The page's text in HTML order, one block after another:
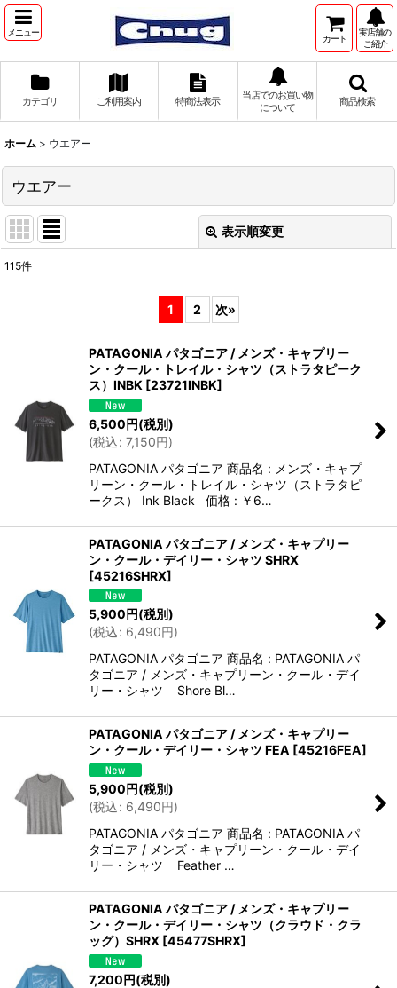
メニュー
カート
実店舗の
ご紹介
カテゴリ ご利用案内 特商法表示
当店でのお買い物
について
商品検索
ホーム > ウエアー
ウエアー
表示順変更
115件
1 2 次»
PATAGONIA パタゴニア / メンズ・キャプリー
ン・クール・トレイル・シャツ（ストラタピーク
ス）INBK [23721INBK]
6,500円(税別)
(税込: 7,150円)
PATAGONIA パタゴニア 商品名 : メンズ・キャプ
リーン・クール・トレイル・シャツ（ストラタピ
ークス） Ink Black 価格 : ￥6…
PATAGONIA パタゴニア / メンズ・キャプリー
ン・クール・デイリー・シャツ SHRX
[45216SHRX]
5,900円(税別)
(税込: 6,490円)
PATAGONIA パタゴニア 商品名 : PATAGONIA パ
タゴニア / メンズ・キャプリーン・クール・デイ
リー・シャツ Shore Bl…
PATAGONIA パタゴニア / メンズ・キャプリー
ン・クール・デイリー・シャツ FEA [45216FEA]
5,900円(税別)
(税込: 6,490円)
PATAGONIA パタゴニア 商品名 : PATAGONIA パ
タゴニア / メンズ・キャプリーン・クール・デイ
リー・シャツ Feather …
PATAGONIA パタゴニア / メンズ・キャプリー
ン・クール・デイリー・シャツ（クラウド・クラ
ッグ）SHRX [45477SHRX]
7,200円(税別)